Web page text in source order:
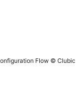
Flow © Clubic